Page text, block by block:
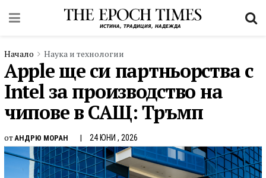
Начало Наука и технологии
Apple ще си партньорства с
Intel за производство на
чипове в САЩ: Тръмп
от АНДРЮ МОРАН 24 ЮНИ , 2026